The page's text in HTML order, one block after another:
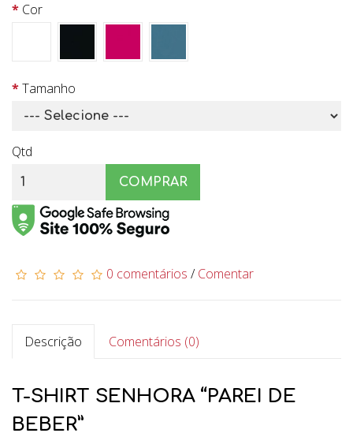
Cor
Tamanho
Qtd
COMPRAR
0 comentários /Comentar
Descrição Comentários (0)
T-SHIRT SENHORA “PAREI DE
BEBER”